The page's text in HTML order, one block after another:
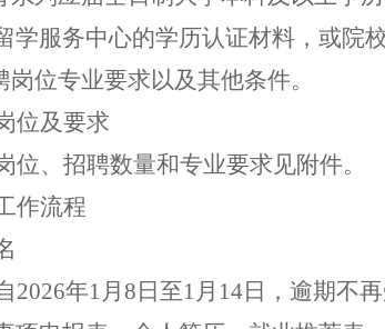
学服务中心的学历认证材料，或院
岗位专业要求以及其他条件。
位及要求
位、招聘数量和专业要求见附件。
作流程
2026年1 月8 日至1 月 14日，逾期不